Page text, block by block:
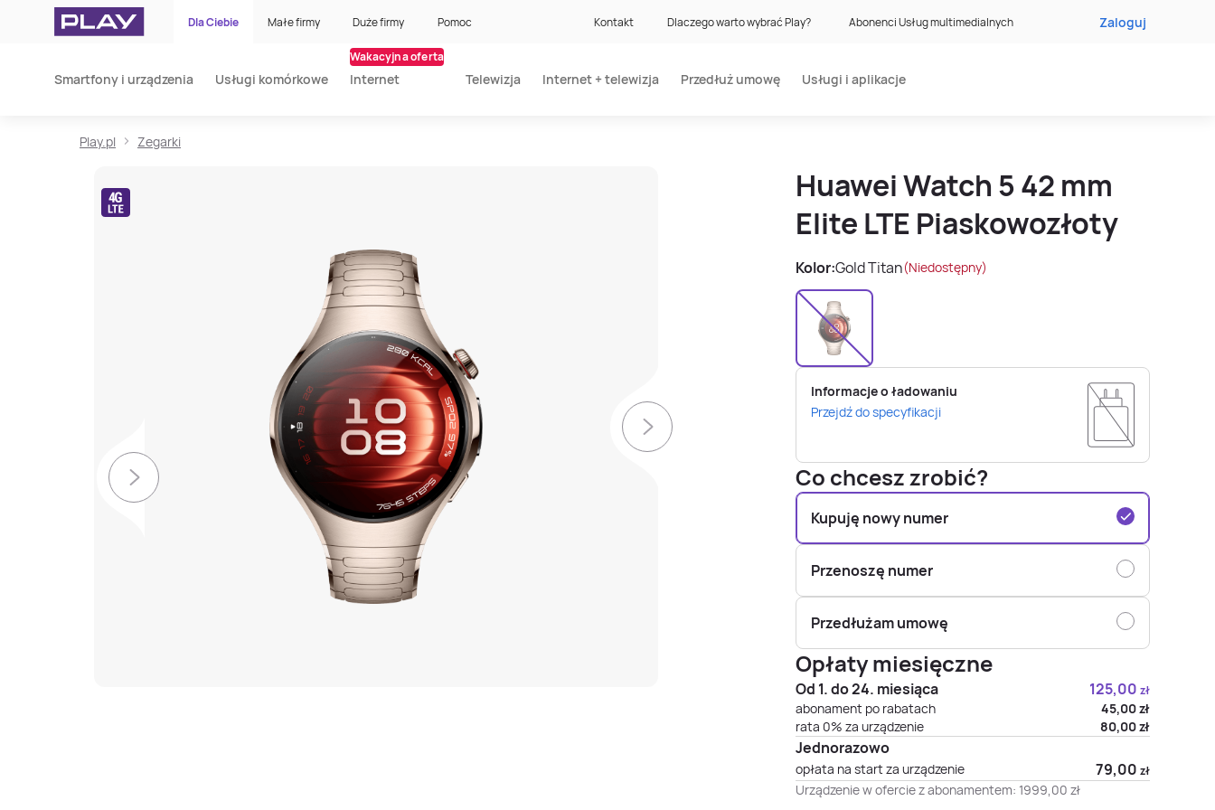
Dla Ciebie Małe firmy Duże firmy Pomoc Kontakt Dlaczego warto wybrać Play? Abonenci Usług multimedialnych Zaloguj
Smartfony i urządzenia Usługi komórkowe Internet
Wakacyjna oferta
Telewizja Internet + telewizja Przedłuż umowę Usługi i aplikacje
Play.pl Zegarki
Huawei Watch 5 42 mm
Elite LTE Piaskowozłoty
Kolor:Gold Titan(Niedostępny)
Informacje o ładowaniu
Przejdź do specyfikacji
Co chcesz zrobić?
Kupuję nowy numer
Przenoszę numer
Przedłużam umowę
Opłaty miesięczne
Od 1. do 24. miesiąca 125,00 zł
abonament po rabatach 45,00zł
rata 0% za urządzenie
80,00zł
Jednorazowo
opłata na start za urządzenie 79,00 zł
Urządzenie w ofercie z abonamentem: 1999,00 zł